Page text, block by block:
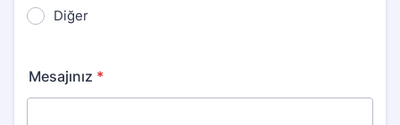
Diğer
Mesajınız *